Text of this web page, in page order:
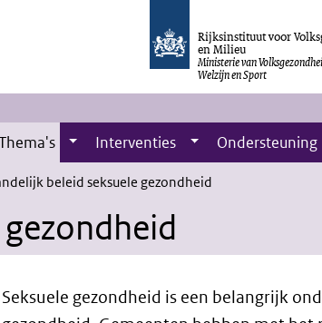
Rijksinstituut voor
en Milieu
Ministerie van
Welzijn en Sport
Interventies Ondersteuning
beleid seksuele gezondheid
Seksuele gezondheid is een belangrijk